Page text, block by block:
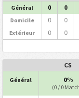
Général 0 0
Domicile 0 0
Extérieur 0 0
CS
Général 0%
(0 / 0